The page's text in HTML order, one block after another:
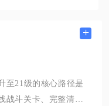
+
至21级的核心路径是
战斗关卡、完整清空